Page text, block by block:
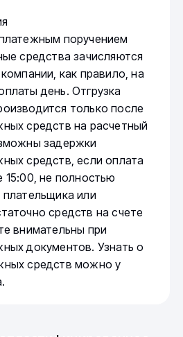
поручением
средства зачисляются
как правило, на
день. Отгрузка
только после
средств на расчетный
задержки
средств, если оплата
15:00, не полностью
или
средств на счете
внимательны при
документов. Узнать о
средств можно у